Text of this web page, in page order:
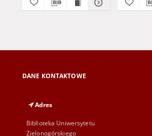
DANE KONTAKTOWE
Adres
Biblioteka Uniwersytetu
Zielonogórskiego